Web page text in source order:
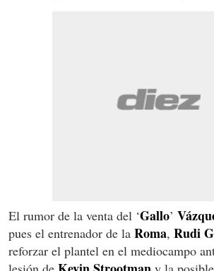
El rumor de la venta del ‘Gallo’
pues el entrenador de la Roma, Rudi
reforzar el plantel en el mediocampo